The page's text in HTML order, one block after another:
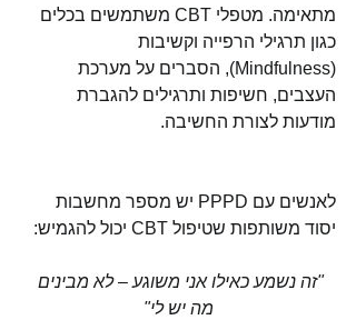
מתאימה. מטפלי CBT משתמשים בכלים
כגון תרגילי הרפייה וקשיבות
(Mindfulness), הסברים על מערכת
העצבים, חשיפות ותרגילים להגברת
מודעות לצורת החשיבה.
לאנשים עם PPPD יש מספר מחשבות
יסוד משותפות שטיפול CBT יכול להגמיש:
"זה נשמע כאילו אני משוגע – לא מבינים
מה יש לי"